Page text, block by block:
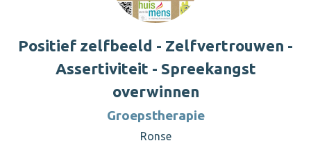
Positief zelfbeeld - Zelfvertrouwen -
Assertiviteit - Spreekangst
overwinnen
Groepstherapie
Ronse